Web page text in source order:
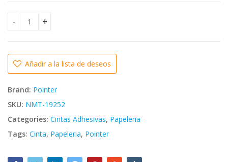
Cinta doble contacto (Doble Faz) transparente 19mm x
Añadir a la lista de deseos
Brand: Pointer
SKU: NMT-19252
Categories: Cintas Adhesivas, Papeleria
Tags: Cinta, Papeleria, Pointer